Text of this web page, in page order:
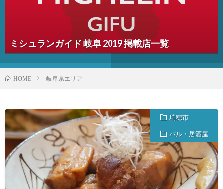
ミシュランガイド 岐阜 2019 掲載店一覧
HOME 岐阜県エリア
瑞穂市
バル・居酒屋